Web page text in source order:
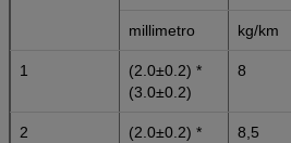
millimetro kg/km
1
(2.0±0.2) *
(3.0±0.2)
8
2
(2.0±0.2) *
8,5